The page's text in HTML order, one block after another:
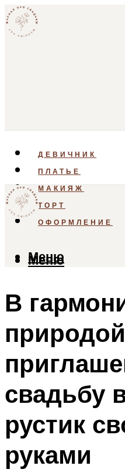
ДЕВИЧНИК
ПЛАТЬЕ
МАКИЯЖ
ТОРТ
ОФОРМЛЕНИЕ
Меню
Меню
В
свадьбу
рустик
руками